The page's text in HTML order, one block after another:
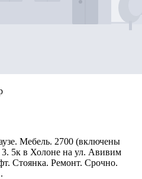
Мебель. 2700 (включены
5к в Холоне на ул. Авивим
Стоянка. Ремонт. Срочно.